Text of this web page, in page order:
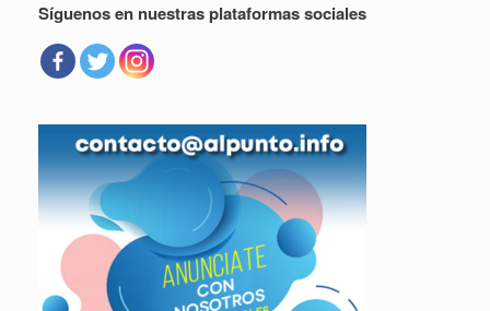
Síguenos en nuestras plataformas sociales